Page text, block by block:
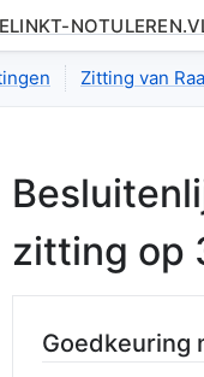
Zitting van
zitting op
Goedkeuring